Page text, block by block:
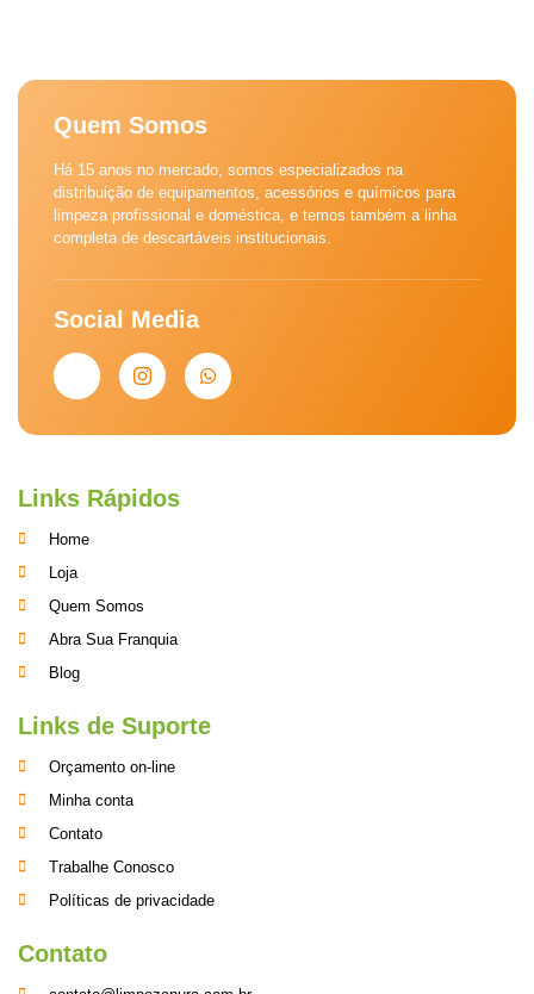
Quem Somos
Há 15 anos no mercado, somos especializados na
distribuição de equipamentos, acessórios e químicos para
limpeza profissional e doméstica, e temos também a linha
completa de descartáveis institucionais.
Social Media
Links Rápidos
Home
Loja
Quem Somos
Abra Sua Franquia
Blog
Links de Suporte
Orçamento on-line
Minha conta
Contato
Trabalhe Conosco
Políticas de privacidade
Contato